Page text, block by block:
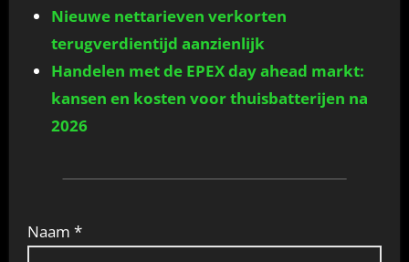
Nieuwe nettarieven verkorten
terugverdientijd aanzienlijk
Handelen met de EPEX day ahead markt:
kansen en kosten voor thuisbatterijen na
2026
Naam *